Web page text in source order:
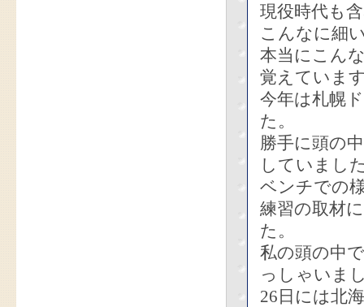
現役時代も
こんなに細
本当にこん
覚えていま
今年は札幌
た。
勝手に頭の
していまし
ベンチでの
練習の取材
た。
私の頭の中
っしゃいま
26日には北